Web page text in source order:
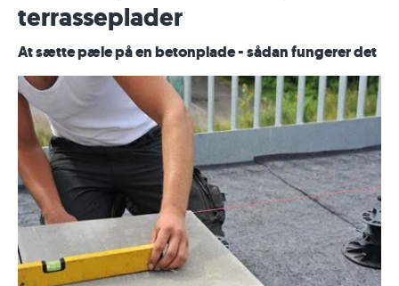
terrasseplader
At sætte pæle på en betonplade - sådan fungerer det